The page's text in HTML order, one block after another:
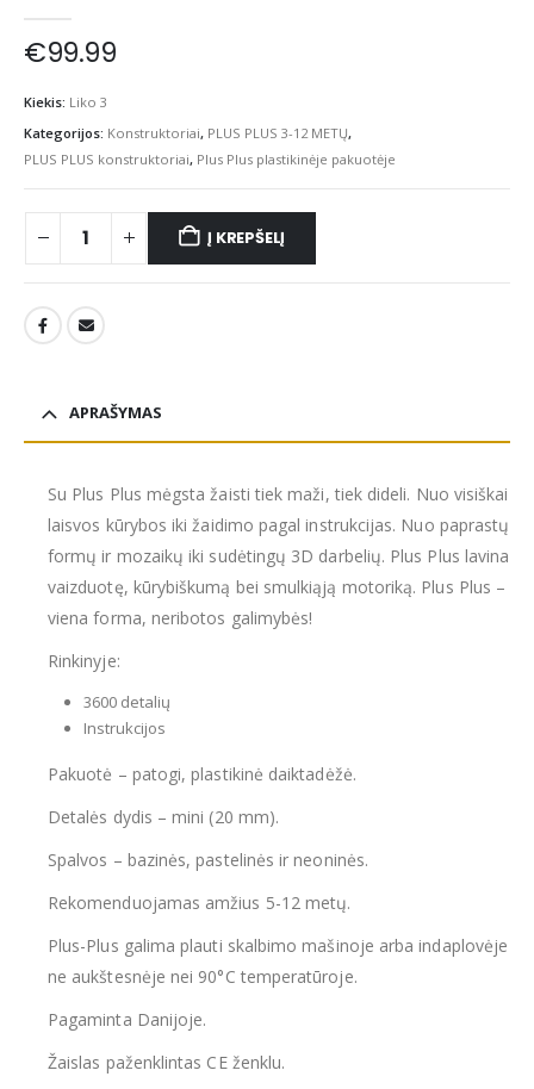
€99.99
Kiekis: Liko 3
Kategorijos: Konstruktoriai, PLUS PLUS 3-12 METŲ,
PLUS PLUS konstruktoriai, Plus Plus plastikinėje pakuotėje
Į KREPŠELĮ
APRAŠYMAS
Su Plus Plus mėgsta žaisti tiek maži, tiek dideli. Nuo visiškai
laisvos kūrybos iki žaidimo pagal instrukcijas. Nuo paprastų
formų ir mozaikų iki sudėtingų 3D darbelių. Plus Plus lavina
vaizduotę, kūrybiškumą bei smulkiąją motoriką. Plus Plus –
viena forma, neribotos galimybės!
Rinkinyje:
3600 detalių
Instrukcijos
Pakuotė – patogi, plastikinė daiktadėžė.
Detalės dydis – mini (20 mm).
Spalvos – bazinės, pastelinės ir neoninės.
Rekomenduojamas amžius 5-12 metų.
Plus-Plus galima plauti skalbimo mašinoje arba indaplovėje
ne aukštesnėje nei 90°C temperatūroje.
Pagaminta Danijoje.
Žaislas paženklintas CE ženklu.